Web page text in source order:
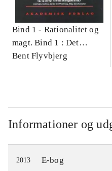
Bind 1 - Rationalitet og
magt. Bind 1 : Det
konkretes videnskab
Bent Flyvbjerg
Informationer og
2013 E-bog